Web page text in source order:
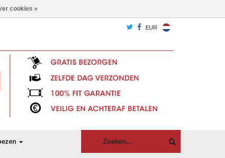
EUR
cookies »